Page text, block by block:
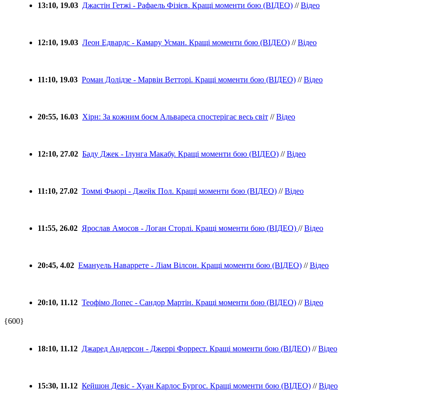
13:10, 19.03 Джастін Гетжі - Рафаель Фізієв. Кращі моменти бою (ВІДЕО) //Відео
12:10, 19.03 Леон Едвардс - Камару Усман. Кращі моменти бою (ВІДЕО) //Відео
11:10, 19.03 Роман Долідзе - Марвін Ветторі. Кращі моменти бою (ВІДЕО) //Відео
20:55, 16.03 Хірн: За кожним боєм Альвареса спостерігає весь світ //Відео
12:10, 27.02 Баду Джек - Ілунга Макабу. Кращі моменти бою (ВІДЕО) //Відео
11:10, 27.02 Томмі Фьюрі - Джейк Пол. Кращі моменти бою (ВІДЕО) //Відео
11:55, 26.02 Ярослав Амосов - Логан Сторлі. Кращі моменти бою (ВІДЕО) //Відео
20:45, 4.02 Емануель Наваррете - Ліам Вілсон. Кращі моменти бою (ВІДЕО) //Відео
20:10, 11.12 Теофімо Лопес - Сандор Мартін. Кращі моменти бою (ВІДЕО) //Відео
{600}
18:10, 11.12 Джаред Андерсон - Джеррі Форрест. Кращі моменти бою (ВІДЕО) //Відео
15:30, 11.12 Кейшон Девіс - Хуан Карлос Бургос. Кращі моменти бою (ВІДЕО) //Відео